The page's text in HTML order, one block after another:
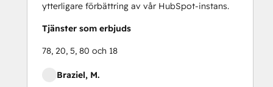
ytterligare förbättring av vår HubSpot-instans.
Tjänster som erbjuds
78, 20, 5, 80 och 18
Braziel, M.